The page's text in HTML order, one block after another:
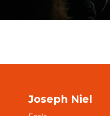
Joseph Niel